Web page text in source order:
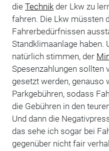
die Technikder Lkw zu
fahren. Die Lkw müssten
Fahrerbedürfnissen
Standklimaanlage haben.
natürlich stimmen, der
Spesenzahlungen sollten
gesetzt werden, genauso
Parkgebühren, sodass
die Gebühren in den
Und dann die
das sehe ich sogar bei
gegenüber nicht fair